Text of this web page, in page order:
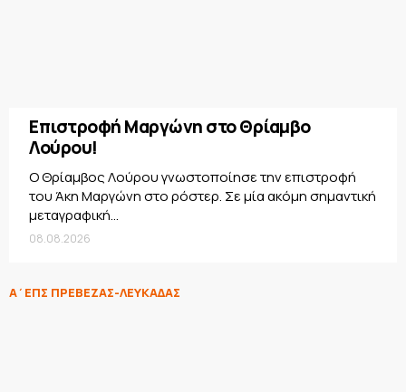
Επιστροφή Μαργώνη στο Θρίαμβο
Λούρου!
Ο Θρίαμβος Λούρου γνωστοποίησε την επιστροφή
του Άκη Μαργώνη στο ρόστερ. Σε μία ακόμη σημαντική
μεταγραφική...
08.08.2026
Α΄ΕΠΣ ΠΡΕΒΕΖΑΣ-ΛΕΥΚΑΔΑΣ